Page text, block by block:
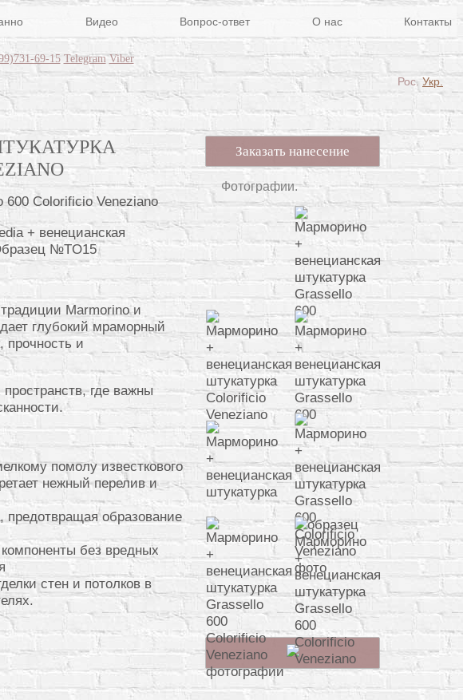
Видео Вопрос-ответ О нас Контакты
69-15 Telegram Viber
+ венецианская
№TO15
Marmorino и
глубокий мраморный
и
где важны
помолу известкового
нежный перелив и
образование
без вредных
стен и потолков в
Заказать нанесение
Фотографии.
Рос. Укр.